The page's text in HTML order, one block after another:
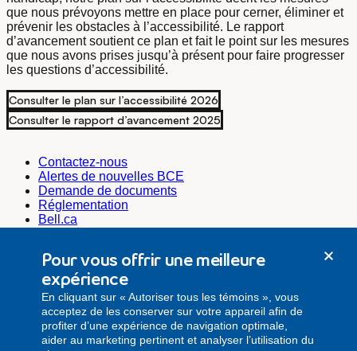
que nous prévoyons mettre en place pour cerner, éliminer et
prévenir les obstacles à l’accessibilité. Le rapport
d’avancement soutient ce plan et fait le point sur les mesures
que nous avons prises jusqu’à présent pour faire progresser
les questions d’accessibilité.
Consulter le plan sur l’accessibilité 2026
Consulter le rapport d’avancement 2025
Contactez-nous
Alertes de nouvelles BCE
Demande de documents
Réglementation
Bell.ca
Emplois@Bell
Secrétariat de l’entreprise
secretariat.corporatif@bell.ca
Relations investisseurs
relations.investisseurs@bell.ca
Pour vous offrir une meilleure
expérience
En cliquant sur « Autoriser tous les témoins », vous
acceptez de les conserver sur votre appareil afin de
profiter d’une expérience de navigation optimale,
aider au marketing pertinent et analyser l’utilisation du